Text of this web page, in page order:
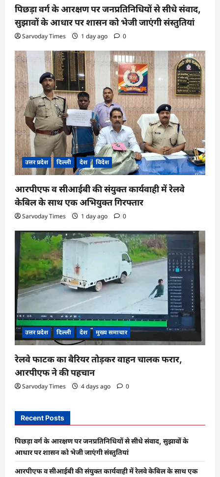
पिछड़ा वर्ग के आरक्षण पर जनप्रतिनिधियों से सीधे संवाद,
सुझावों के आधार पर शासन को भेजी जाएंगी संस्तुतियां
Sarvoday Times 1 day ago 0
उत्तर प्रदेश दिल्ली देश विदेश
आरपीएफ व सीआईबी की संयुक्त कार्यवाही में रेलवे
केबिल के साथ एक अभियुक्त गिरफ्तार
Sarvoday Times 1 day ago 0
उत्तर प्रदेश दिल्ली देश मुख्य समाचार
रेलवे फाटक का बैरियर तोड़कर वाहन चालक फरार,
आरपीएफ ने की पहचान
Sarvoday Times 4 days ago 0
Recent Posts
पिछड़ा वर्ग के आरक्षण पर जनप्रतिनिधियों से सीधे संवाद, सुझावों के
आधार पर शासन को भेजी जाएंगी संस्तुतियां
आरपीएफ व सीआईबी की संयुक्त कार्यवाही में रेलवे केबिल के साथ एक